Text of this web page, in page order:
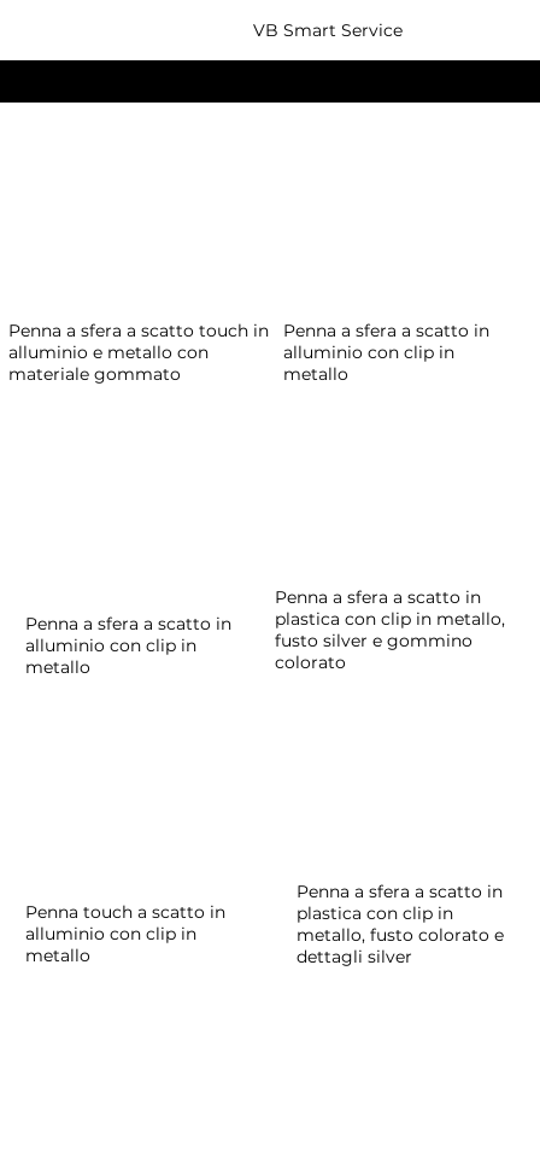
VB Smart Service
Penna a sfera a scatto touch in
alluminio e metallo con
materiale gommato
Penna a sfera a scatto in
alluminio con clip in
metallo
Penna a sfera a scatto in
alluminio con clip in
metallo
Penna a sfera a scatto in
plastica con clip in metallo,
fusto silver e gommino
colorato
Penna touch a scatto in
alluminio con clip in
metallo
Penna a sfera a scatto in
plastica con clip in
metallo, fusto colorato e
dettagli silver